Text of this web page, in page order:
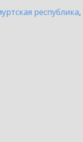
республика,